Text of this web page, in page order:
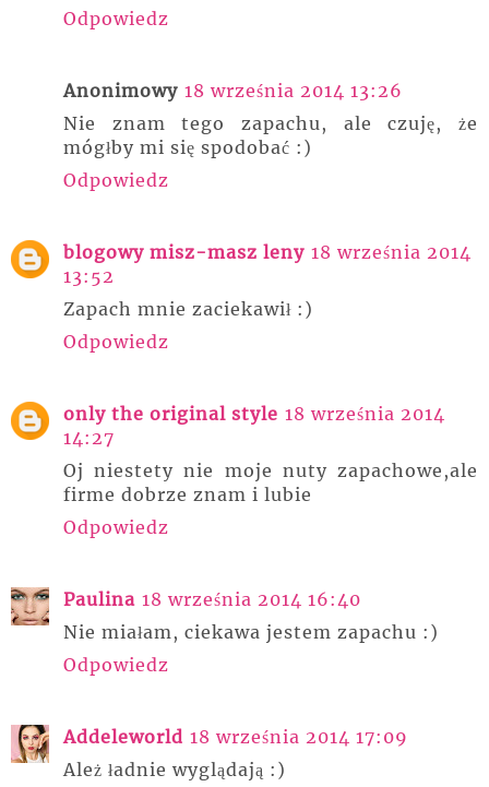
Odpowiedz
Anonimowy 18 września 2014 13:26
Nie znam tego zapachu, ale czuję, że
mógłby mi się spodobać :)
Odpowiedz
blogowy misz-masz leny 18 września 2014
13:52
Zapach mnie zaciekawił :)
Odpowiedz
only the original style 18 września 2014
14:27
Oj niestety nie moje nuty zapachowe,ale
firme dobrze znam i lubie
Odpowiedz
Paulina 18 września 2014 16:40
Nie miałam, ciekawa jestem zapachu :)
Odpowiedz
Addeleworld 18 września 2014 17:09
Ależ ładnie wyglądają :)